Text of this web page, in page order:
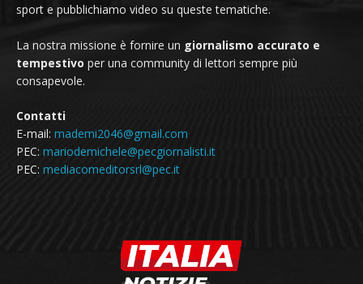
sport e pubblichiamo video su queste tematiche.
La nostra missione è fornire un giornalismo accurato e
tempestivo per una community di lettori sempre più
consapevole.
Contatti
E-mail: mademi2046@gmail.com
PEC: mariodemichele@pecgiornalisti.it
PEC: mediacomeditorsrl@pec.it